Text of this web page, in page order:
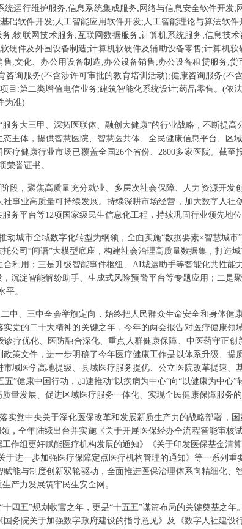
统运行维护服务;信息系统集成服务;网络与信息安全软件开发
础软件开发;人工智能应用软件开发;人工智能理论与算法软
;物联网技术服务;互联网数据服务;计算机系统服务;信息技
硬件及外围设备制造;计算机软硬件及辅助设备零售;计算机
;文化、办公用设备制造;办公设备销售;办公设备租赁服务;
咨询服务(不含涉许可审批的教育培训活动);健康咨询服务(不
目:第二类增值电信业务;建筑智能化系统设计;药品零售。(依
为准)
务大三甲、深拓医联体、融创大健康”的行业战略，不断提
主体，提供智慧医院、智慧医共体、全民健康信息平台、区
疗健康行业市场已覆盖全国26个省份、2800多家医院。截
荣誉证书。
段，聚焦高质量充分就业、多层次社会保障、人力资源开发
事业高质量可持续发展。持续深耕市场经营，加大数字人社
务平台等12项国家级民生信息化工程，持续巩固行业领先地位
动城市全域数字化转型为纲领，全面实施“数据要素×智慧城
公司“闻语”大模型底座，构建社会治理高质量数据集，打造
利用；三是升级智能事件枢纽、AI城运助手等智能化共性能
沉淀智能解纷助手、生成式风险预警平台等专题应用；二是
平。
中、三中全会举旗定向，始终把人民群众生命安全和身体健
党的二十大精神的关键之年，今年的两会报告对医疗健康
疗优化、医防融合深化、重点人群健康保障、中医药守正
策文件，进一步明确了今年医疗健康工作是以体系升级、
域医学高地提级、县域医疗服务提优、公立医院改革提速
”健康中国行动，加速推动“以疾病为中心”向“以健康为中心
量发展、促进区域医疗服务一体化、实现全民健康保障服务的
实党中央关于深化医保改革和发展新质生产力的战略部署，国
，全年陆续出台并实施《关于开展医保经办全流程智能审
作组更好赋能医疗机构发展的通知》《关于印发医保基金清
于进一步加强医疗保障定点医疗机构管理的通知》等一系列
能与制度创新双轮驱动，全面推进医保治理体系向精细化、
产力发展筑牢民生安全网。
十四五”规划收官之年，更是“十五五”谋篇布局的关键奠基之
务院关于加强数字政府建设的指导意见》及《数字人社建设